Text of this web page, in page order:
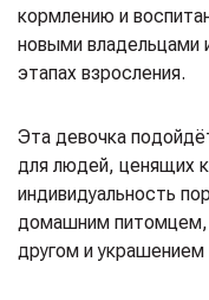
кормлению и
новыми владельцами
этапах взросления.
Эта девочка
для людей, ценящих
индивидуальность
домашним
другом и